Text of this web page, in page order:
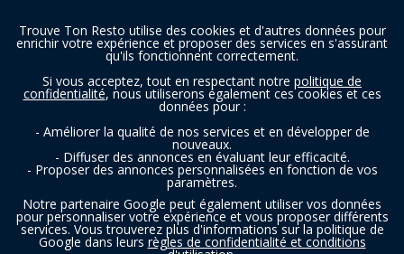
Trouve Ton Resto utilise des cookies et d'autres données pour
enrichir votre expérience et proposer des services en s'assurant
qu'ils fonctionnent correctement.
Si vous acceptez, tout en respectant notre politique de
confidentialité, nous utiliserons également ces cookies et ces
données pour :
- Améliorer la qualité de nos services et en développer de
nouveaux.
- Diffuser des annonces en évaluant leur efficacité.
- Proposer des annonces personnalisées en fonction de vos
paramètres.
Notre partenaire Google peut également utiliser vos données
pour personnaliser votre expérience et vous proposer différents
services. Vous trouverez plus d'informations sur la politique de
Google dans leurs règles de confidentialité et conditions
SUIVEZ-NOUS
Copyright © 2016 - 2026 trouvetonresto.be ‐ Tous droits réservés | JDC